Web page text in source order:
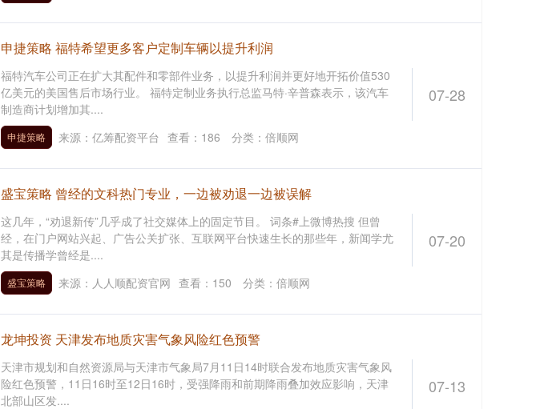
07-28
申捷策略 福特希望更多客户定制车辆以提升利润
福特汽车公司正在扩大其配件和零部件业务，以提升利润并更好地开拓价值530
亿美元的美国售后市场行业。 福特定制业务执行总监马特·辛普森表示，该汽车
制造商计划增加其....
申捷策略 来源：亿筹配资平台 查看： 186 分类： 倍顺网
07-20
盛宝策略 曾经的文科热门专业，一边被劝退一边被误解
这几年，“劝退新传”几乎成了社交媒体上的固定节目。 词条#上微博热搜 但曾
经，在门户网站兴起、广告公关扩张、互联网平台快速生长的那些年，新闻学尤
其是传播学曾经是....
盛宝策略 来源：人人顺配资官网 查看： 150 分类： 倍顺网
07-13
龙坤投资 天津发布地质灾害气象风险红色预警
天津市规划和自然资源局与天津市气象局7月11日14时联合发布地质灾害气象风
险红色预警，11日16时至12日16时，受强降雨和前期降雨叠加效应影响，天津
北部山区发....